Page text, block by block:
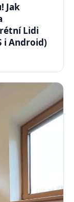
Jak
Lidi
i Android)